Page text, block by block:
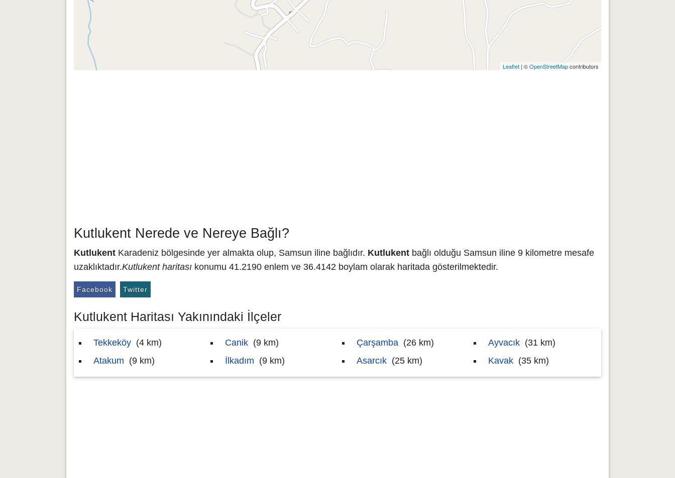
Leaflet | ©OpenStreetMapcontributors
Kutlukent Nerede ve Nereye Bağlı?
Kutlukent Karadeniz bölgesinde yer almakta olup, Samsun iline bağlıdır. Kutlukent bağlı olduğu Samsun iline 9 kilometre mesafe
uzaklıktadır.Kutlukent haritası konumu 41.2190 enlem ve 36.4142 boylam olarak haritada gösterilmektedir.
Facebook Twitter
Kutlukent Haritası Yakınındaki İlçeler
Tekkeköy (4 km)
Atakum (9 km)
Canik (9 km)
İlkadım (9 km)
Çarşamba (26 km)
Asarcık (25 km)
Ayvacık (31 km)
Kavak (35 km)